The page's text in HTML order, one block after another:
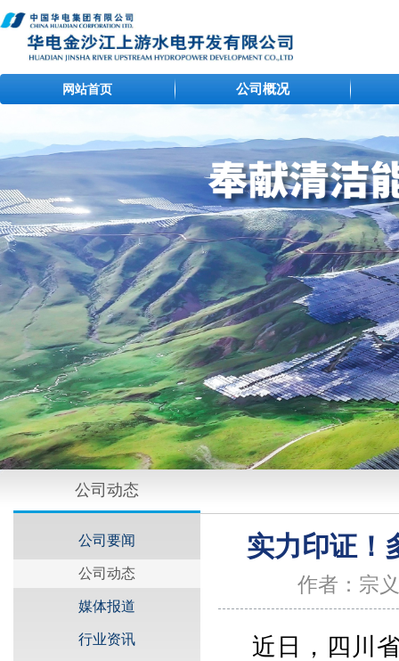
网站首页 公司概况
公司动态
公司要闻
公司动态
媒体报道
行业资讯
实力印证！
作者：宗
近日，四川